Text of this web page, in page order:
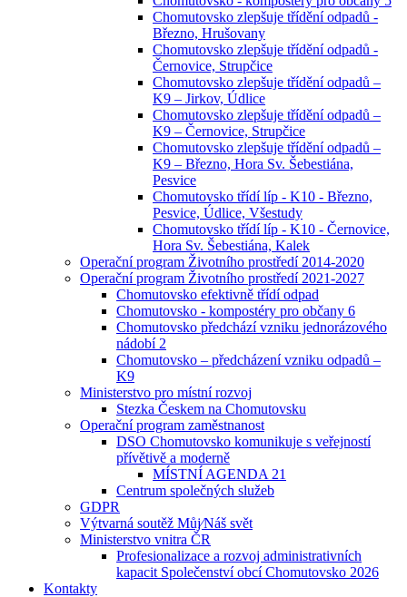
Chomutovsko zlepšuje třídění odpadů -
Březno, Hrušovany
Chomutovsko zlepšuje třídění odpadů -
Černovice, Strupčice
Chomutovsko zlepšuje třídění odpadů –
K9 – Jirkov, Údlice
Chomutovsko zlepšuje třídění odpadů –
K9 – Černovice, Strupčice
Chomutovsko zlepšuje třídění odpadů –
K9 – Březno, Hora Sv. Šebestiána,
Pesvice
Chomutovsko třídí líp - K10 - Březno,
Pesvice, Údlice, Všestudy
Chomutovsko třídí líp - K10 - Černovice,
Hora Sv. Šebestiána, Kalek
Operační program Životního prostředí 2014-2020
Operační program Životního prostředí 2021-2027
Chomutovsko efektivně třídí odpad
Chomutovsko - kompostéry pro občany 6
Chomutovsko předchází vzniku jednorázového
nádobí 2
Chomutovsko – předcházení vzniku odpadů –
K9
Ministerstvo pro místní rozvoj
Stezka Českem na Chomutovsku
Operační program zaměstnanost
DSO Chomutovsko komunikuje s veřejností
přívětivě a moderně
MÍSTNÍ AGENDA 21
Centrum společných služeb
GDPR
Výtvarná soutěž Můj⁄Náš svět
Ministerstvo vnitra ČR
Profesionalizace a rozvoj administrativních
kapacit Společenství obcí Chomutovsko 2026
Kontakty